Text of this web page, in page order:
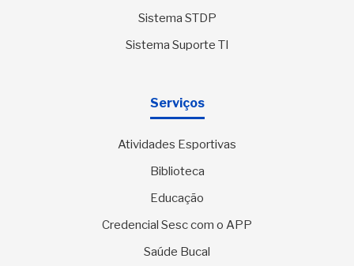
Sistema STDP
Sistema Suporte TI
Serviços
Atividades Esportivas
Biblioteca
Educação
Credencial Sesc com o APP
Saúde Bucal